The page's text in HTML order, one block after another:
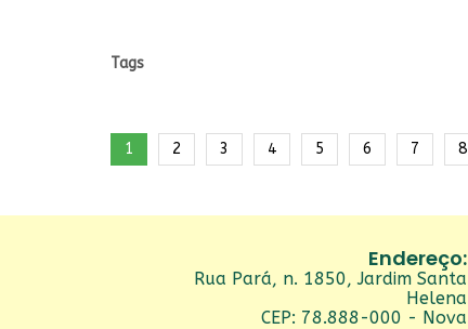
Tags
1 2 3 4 5 6 7 8
Endereço:
Rua Pará, n. 1850, Jardim Santa
Helena
CEP: 78.888-000 - Nova